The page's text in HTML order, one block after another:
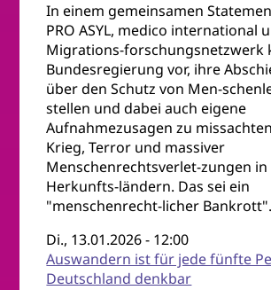
In einem gemeinsamen
PRO ASYL, medico international
Migrations-forschungsnetzwerk
Bundesregierung vor, ihre
über den Schutz von Men-
stellen und dabei auch eigene
Aufnahmezusagen zu
Krieg, Terror und massiver
Menschenrechtsverlet-zungen
Herkunfts-ländern. Das sei ein
"menschenrecht-licher Bankrott".
Di., 13.01.2026 - 12:00
Auswandern ist für jede fünfte
Deutschland denkbar